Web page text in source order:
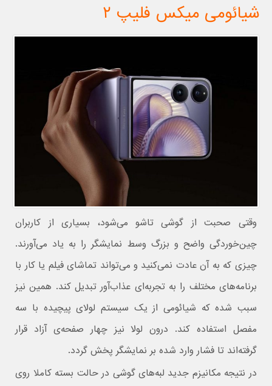
شیائومی میکس فلیپ ۲
وقتی صحبت از گوشی تاشو می‌شود، بسیاری از کاربران
چین‌خوردگی واضح و بزرگ وسط نمایشگر را به یاد می‌آورند.
چیزی که به آن عادت نمی‌کنید و می‌تواند تماشای فیلم یا کار با
برنامه‌های مختلف را به تجربه‌ای عذاب‌آور تبدیل کند. همین نیز
سبب شده که شیائومی از یک سیستم لولای پیچیده با سه
مفصل استفاده کند. درون لولا نیز چهار صفحه‌ی آزاد قرار
گرفته‌اند تا فشار وارد شده بر نمایشگر پخش گردد.
در نتیجه مکانیزم جدید لبه‌های گوشی در حالت بسته کاملا روی